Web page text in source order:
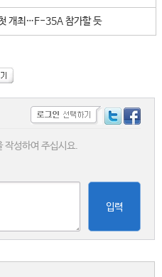
개최…F-35A 참가할 듯
작성하여 주십시요.
입력